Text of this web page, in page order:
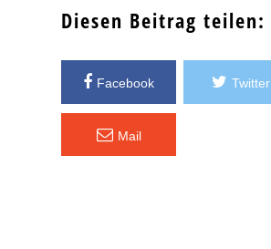
Diesen Beitrag teilen:
Facebook Twitter
Mail